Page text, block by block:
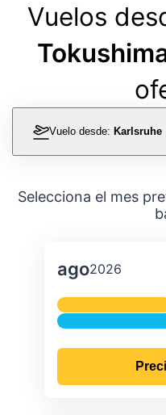
Vuelos
Vuelo desde: Karlsruhe
Selecciona el mes
ago2026